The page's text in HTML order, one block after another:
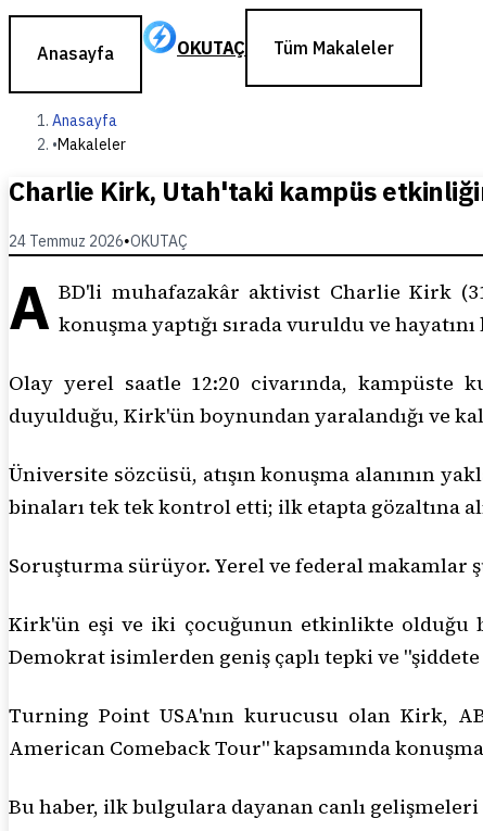
Anasayfa OKUTAÇ Tüm Makaleler
Anasayfa
•Makaleler
Charlie Kirk, Utah'taki kampüs
24 Temmuz 2026•OKUTAÇ
A BD'li muhafazakâr aktivist Charlie Kirk
konuşma yaptığı sırada vuruldu ve
Olay yerel saatle 12:20 civarında, kampüste
duyulduğu, Kirk'ün boynundan yaralandığı ve
Üniversite sözcüsü, atışın konuşma alanının
binaları tek tek kontrol etti; ilk etapta gözaltına
Soruşturma sürüyor. Yerel ve federal makamlar
Kirk'ün eşi ve iki çocuğunun etkinlikte olduğu
Demokrat isimlerden geniş çaplı tepki ve "şiddete
Turning Point USA'nın kurucusu olan Kirk,
American Comeback Tour" kapsamında
Bu haber, ilk bulgulara dayanan canlı